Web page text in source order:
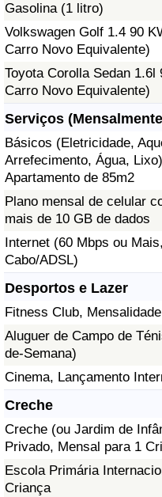
Gasolina (1 litro)
Volkswagen Golf 1.4 90
Carro Novo Equivalente)
Toyota Corolla Sedan
Carro Novo Equivalente)
Serviços
Básicos (Eletricidade,
Arrefecimento, Água,
Apartamento de 85m2
Plano mensal de celular
mais de 10 GB de dados
Internet (60 Mbps ou
Cabo/ADSL)
Desportos e Lazer
Fitness Club,
Aluguer de Campo de
de-Semana)
Cinema, Lançamento
Creche
Creche (ou Jardim de
Privado, Mensal para 1
Escola Primária
Criança